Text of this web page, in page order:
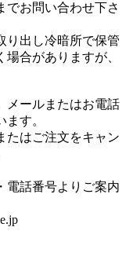
でお問い合わせ下さ
り出し冷暗所で保管
合がありますが、
メールまたはお電話
す。
たはご注文をキャン
電話番号よりご案内